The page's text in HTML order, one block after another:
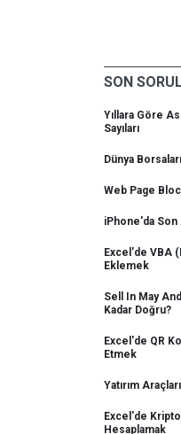
SON
Yıllara Göre
Sayıları
Dünya
Web Page
iPhone'da Son
Excel'de VBA
Eklemek
Sell In May
Kadar Doğru?
Excel'de QR
Etmek
Yatırım
Excel'de
Hesaplamak